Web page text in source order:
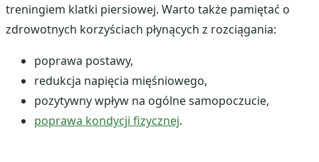
treningiem klatki piersiowej. Warto także pamiętać o
zdrowotnych korzyściach płynących z rozciągania:
poprawa postawy,
redukcja napięcia mięśniowego,
pozytywny wpływ na ogólne samopoczucie,
poprawa kondycji fizycznej.